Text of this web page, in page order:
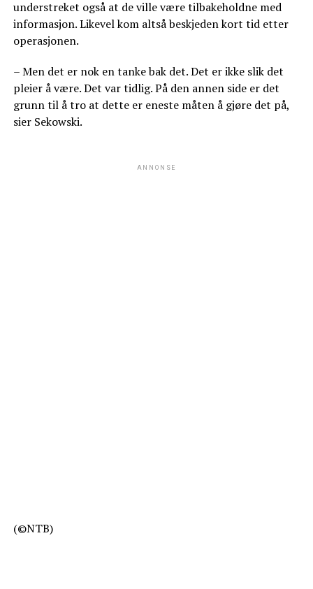
understreket også at de ville være tilbakeholdne med
informasjon. Likevel kom altså beskjeden kort tid etter
operasjonen.
– Men det er nok en tanke bak det. Det er ikke slik det
pleier å være. Det var tidlig. På den annen side er det
grunn til å tro at dette er eneste måten å gjøre det på,
sier Sekowski.
ANNONSE
(©NTB)